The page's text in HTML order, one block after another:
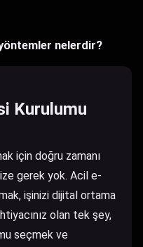
nelerdir?
Kurulumu
için doğru zamanı
gerek yok. Acil e-
işinizi dijital ortama
olan tek şey,
seçmek ve